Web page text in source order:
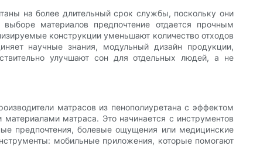
на более длительный срок службы, поскольку они
материалов предпочтение отдается прочным
конструкции уменьшают количество отходов
научные знания, модульный дизайн продукции,
улучшают сон для отдельных людей, а не
матрасов из пенополиуретана с эффектом
матраса. Это начинается с инструментов
предпочтения, болевые ощущения или медицинские
мобильные приложения, которые помогают